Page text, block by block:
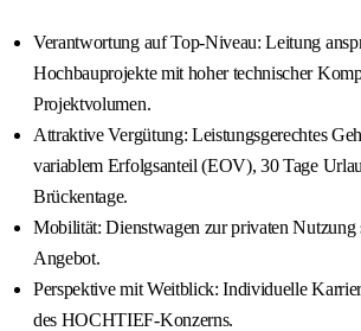
Verantwortung auf Top-Niveau: Leitung
Hochbauprojekte mit hoher technischer
Projektvolumen.
Attraktive Vergütung: Leistungsgerechtes
variablem Erfolgsanteil (EOV), 30 Tage
Brückentage.
Mobilität: Dienstwagen zur privaten Nutzung
Angebot.
Perspektive mit Weitblick: Individuelle
des HOCHTIEF-Konzerns.